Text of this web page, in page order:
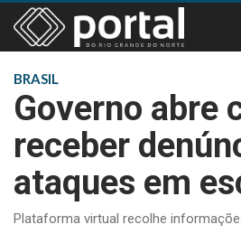
BRASIL
Governo abre
receber
ataques em
Plataforma virtual recolhe